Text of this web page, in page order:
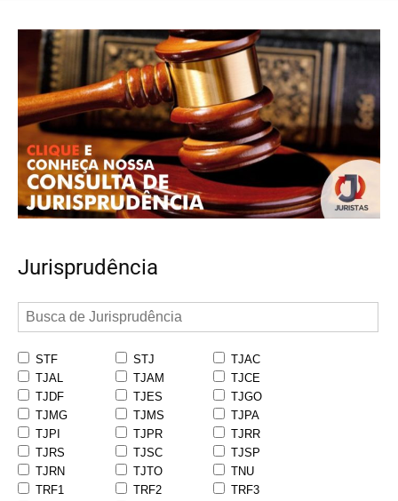
Jurisprudência
STF STJ
TJAC
TJAL
TJAM
TJCE
TJDF
TJES
TJGO
TJMG
TJMS
TJPA
TJPI
TJPR
TJRR
TJRS
TJSC
TJSP
TJRN
TJTO
TNU
TRF1
TRF2
TRF3